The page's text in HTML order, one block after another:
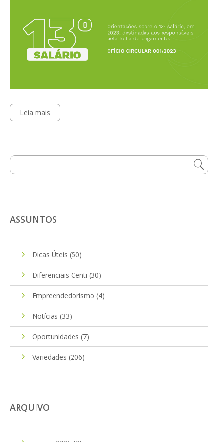
Leia mais
ASSUNTOS
Dicas Úteis (50)
Diferenciais Centi (30)
Empreendedorismo (4)
Notícias (33)
Oportunidades (7)
Variedades (206)
ARQUIVO